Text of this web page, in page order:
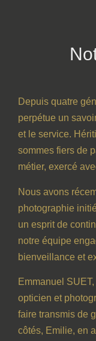
Depuis quatre
perpétue un
et le service.
sommes fiers de
métier, exercé
Nous avons
photographie
un esprit de
notre équipe
bienveillance et
Emmanuel
opticien et
faire transmis de
côtés, Emilie, en